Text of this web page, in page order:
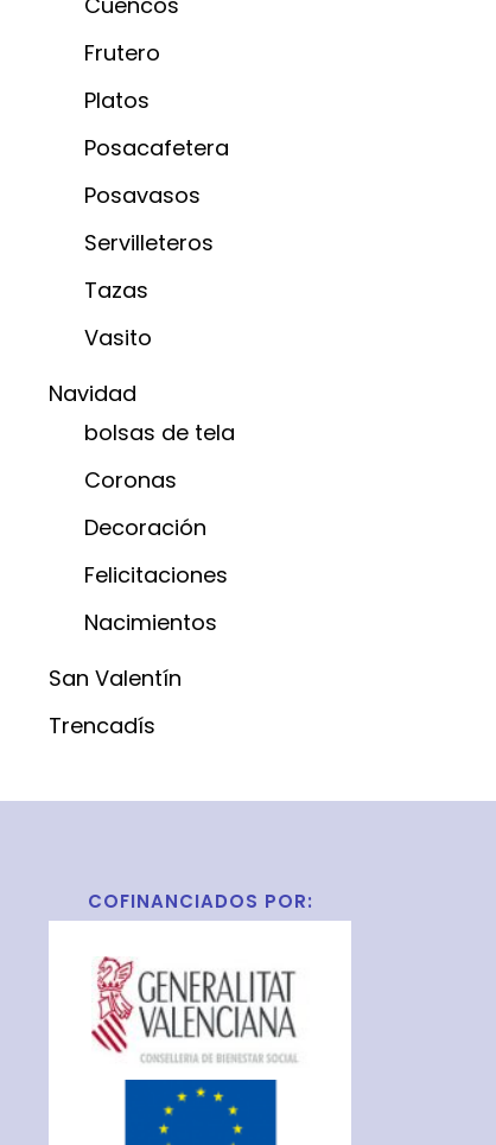
Frutero
Platos
Posacafetera
Posavasos
Servilleteros
Tazas
Vasito
Navidad
bolsas de tela
Coronas
Decoración
Felicitaciones
Nacimientos
San Valentín
Trencadís
COFINANCIADOS POR: